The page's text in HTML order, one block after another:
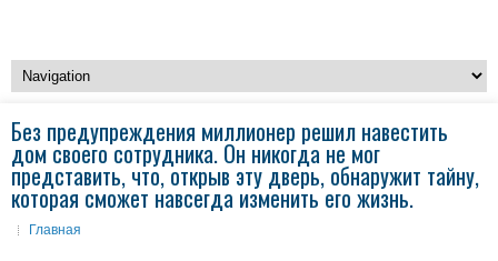
Без предупреждения миллионер решил навестить
дом своего сотрудника. Он никогда не мог
представить, что, открыв эту дверь, обнаружит тайну,
которая сможет навсегда изменить его жизнь.
Главная